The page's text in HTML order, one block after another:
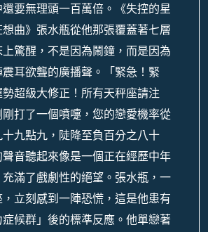
要無理頭一百萬倍。《失控的星
曲》張水瓶從他那張覆蓋著七層
驚醒，不是因為鬧鐘，而是因為
耳欲聾的廣播聲。「緊急！緊
超級大修正！所有天秤座請注
打了一個噴嚏，您的戀愛機率從
九點九，陡降至負百分之八十
音聽起來像是一個正在經歷中年
滿了戲劇性的絕望。張水瓶，一
立刻感到一陣恐慌，這是他患有
症候群」後的標準反應。他單戀著